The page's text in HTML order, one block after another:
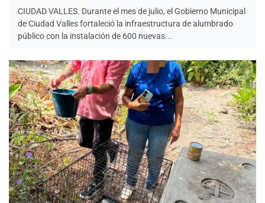
CIUDAD VALLES. Durante el mes de julio, el Gobierno Municipal
de Ciudad Valles fortaleció la infraestructura de alumbrado
público con la instalación de 600 nuevas...